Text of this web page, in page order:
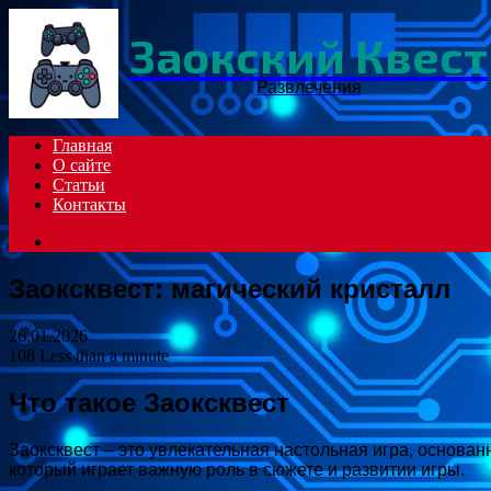
Заокский Квест
Развлечения
Главная
О сайте
Статьи
Контакты
Заоксквест: магический кристалл
26.01.2026
108 Less than a minute
Что такое Заоксквест
Заоксквест – это увлекательная настольная игра,
который играет важную роль в сюжете и развитии игры.